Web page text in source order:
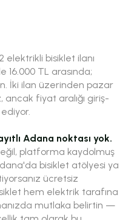
bisiklet ilanı
16.000 TL arasında;
İki ilan üzerinden pazar
fiyat aralığı giriş-
Adana noktası yok.
platforma kaydolmuş
bisiklet atölyesi ya
ücretsiz
hem elektrik tarafına
mutlaka belirtin —